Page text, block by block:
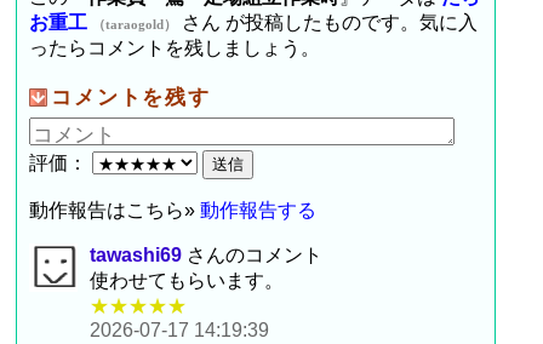
お重工
（taraogold）
さん が投稿したものです。気に入
ったらコメントを残しましょう。
コメントを残す
評価：
動作報告はこちら»動作報告する
tawashi69 さんのコメント
使わせてもらいます。
★★★★★
2026-07-17 14:19:39